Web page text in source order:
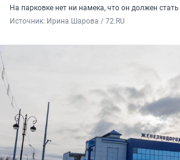
На парковке нет ни намека, что он должен
Источник: Ирина Шарова / 72.RU